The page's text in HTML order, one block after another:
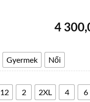
4
Gyermek Női
12 2 2XL 4 6